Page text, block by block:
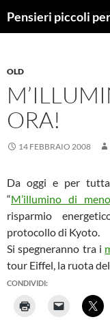
Pensieri piccoli
OLD
ORA!
14 FEBBRAIO 2008
Da oggi e per
“M’illumino di meno
risparmio
protocollo di Kyoto.
Si spegneranno tra i
tour Eiffel, la ruota
CONDIVIDI: